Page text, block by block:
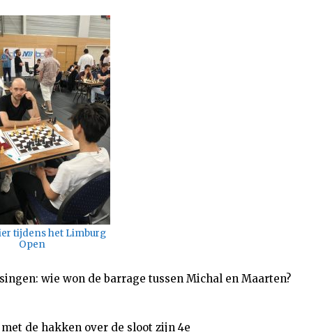
tijdens het Limburg
Open
wie won de barrage tussen Michal en Maarten?
de hakken over de sloot zijn 4e